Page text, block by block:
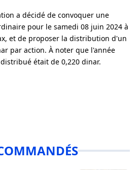
a décidé de convoquer une
pour le samedi 08 juin 2024 à
et de proposer la distribution d'un
par action. À noter que l'année
était de 0,220 dinar.